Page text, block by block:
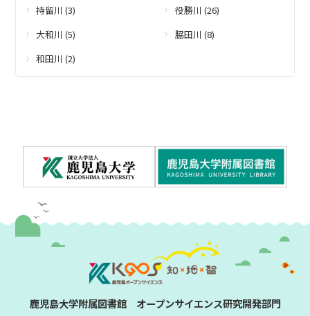
持留川 (3)
役勝川 (26)
大和川 (5)
脇田川 (8)
和田川 (2)
鹿児島大学附属図書館 オープンサイエンス研究開発部門